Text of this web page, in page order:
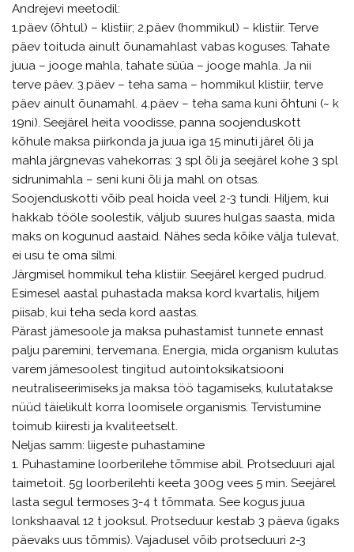
Andrejevi meetodil:
1.päev (õhtul) – klistiir; 2.päev (hommikul) – klistiir. Terve
päev toituda ainult õunamahlast vabas koguses. Tahate
juua – jooge mahla, tahate süüa – jooge mahla. Ja nii
terve päev. 3.päev – teha sama – hommikul klistiir, terve
päev ainult õunamahl. 4.päev – teha sama kuni õhtuni (~ k
19ni). Seejärel heita voodisse, panna soojenduskott
kõhule maksa piirkonda ja juua iga 15 minuti järel õli ja
mahla järgnevas vahekorras: 3 spl õli ja seejärel kohe 3 spl
sidrunimahla – seni kuni õli ja mahl on otsas.
Soojenduskotti võib peal hoida veel 2-3 tundi. Hiljem, kui
hakkab tööle soolestik, väljub suures hulgas saasta, mida
maks on kogunud aastaid. Nähes seda kõike välja tulevat,
ei usu te oma silmi.
Järgmisel hommikul teha klistiir. Seejärel kerged pudrud.
Esimesel aastal puhastada maksa kord kvartalis, hiljem
piisab, kui teha seda kord aastas.
Pärast jämesoole ja maksa puhastamist tunnete ennast
palju paremini, tervemana. Energia, mida organism kulutas
varem jämesoolest tingitud autointoksikatsiooni
neutraliseerimiseks ja maksa töö tagamiseks, kulutatakse
nüüd täielikult korra loomisele organismis. Tervistumine
toimub kiiresti ja kvaliteetselt.
Neljas samm: liigeste puhastamine
1. Puhastamine loorberilehe tõmmise abil. Protseduuri ajal
taimetoit. 5g loorberilehti keeta 300g vees 5 min. Seejärel
lasta segul termoses 3-4 t tõmmata. See kogus juua
lonkshaaval 12 t jooksul. Protseduur kestab 3 päeva (igaks
päevaks uus tõmmis). Vajadusel võib protseduuri 2-3